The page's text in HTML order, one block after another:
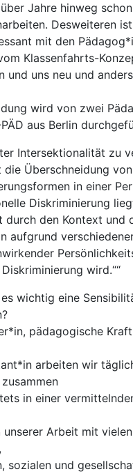
Jahre hinweg schon
Desweiteren
mit den
Klassenfahrts-
und uns neu und
wird von zwei
aus Berlin
Intersektionalität zu
die Überschneidung
in einer
Diskriminierung
durch den Kontext und
aufgrund
wird.““
wichtig eine
pädagogische
arbeiten wir
in einer
unserer Arbeit mit
sozialen und